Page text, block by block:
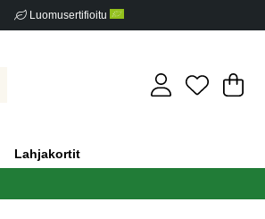
Luomusertifioitu
.
Lahjakortit